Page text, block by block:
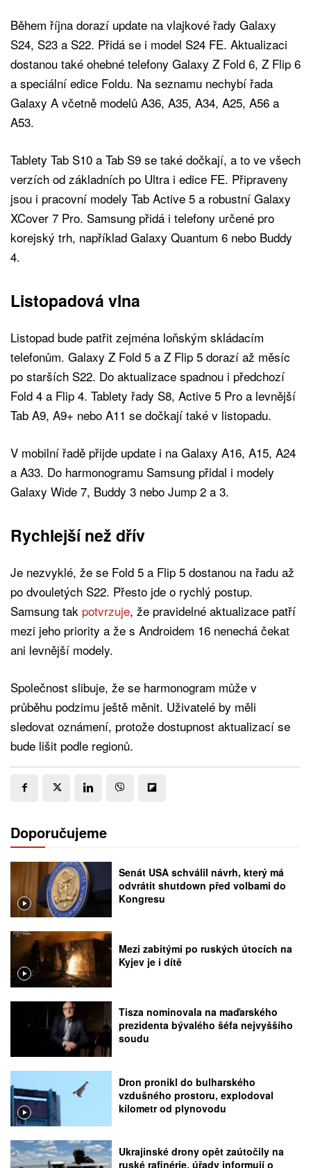
Během října dorazí update na vlajkové řady Galaxy
S24, S23 a S22. Přidá se i model S24 FE. Aktualizaci
dostanou také ohebné telefony Galaxy Z Fold 6, Z Flip 6
a speciální edice Foldu. Na seznamu nechybí řada
Galaxy A včetně modelů A36, A35, A34, A25, A56 a
A53.
Tablety Tab S10 a Tab S9 se také dočkají, a to ve všech
verzích od základních po Ultra i edice FE. Připraveny
jsou i pracovní modely Tab Active 5 a robustní Galaxy
XCover 7 Pro. Samsung přidá i telefony určené pro
korejský trh, například Galaxy Quantum 6 nebo Buddy
4.
Listopadová vlna
Listopad bude patřit zejména loňským skládacím
telefonům. Galaxy Z Fold 5 a Z Flip 5 dorazí až měsíc
po starších S22. Do aktualizace spadnou i předchozí
Fold 4 a Flip 4. Tablety řady S8, Active 5 Pro a levnější
Tab A9, A9+ nebo A11 se dočkají také v listopadu.
V mobilní řadě přijde update i na Galaxy A16, A15, A24
a A33. Do harmonogramu Samsung přidal i modely
Galaxy Wide 7, Buddy 3 nebo Jump 2 a 3.
Rychlejší než dřív
Je nezvyklé, že se Fold 5 a Flip 5 dostanou na řadu až
po dvouletých S22. Přesto jde o rychlý postup.
Samsung tak potvrzuje, že pravidelné aktualizace patří
mezi jeho priority a že s Androidem 16 nenechá čekat
ani levnější modely.
Společnost slibuje, že se harmonogram může v
průběhu podzimu ještě měnit. Uživatelé by měli
sledovat oznámení, protože dostupnost aktualizací se
bude lišit podle regionů.
Doporučujeme
Senát USA schválil návrh, který má
odvrátit shutdown před volbami do
Kongresu
Mezi zabitými po ruských útocích na
Kyjev je i dítě
Tisza nominovala na maďarského
prezidenta bývalého šéfa nejvyššího
soudu
Dron pronikl do bulharského
vzdušného prostoru, explodoval
kilometr od plynovodu
Ukrajinské drony opět zaútočily na
ruské rafinérie, úřady informují o